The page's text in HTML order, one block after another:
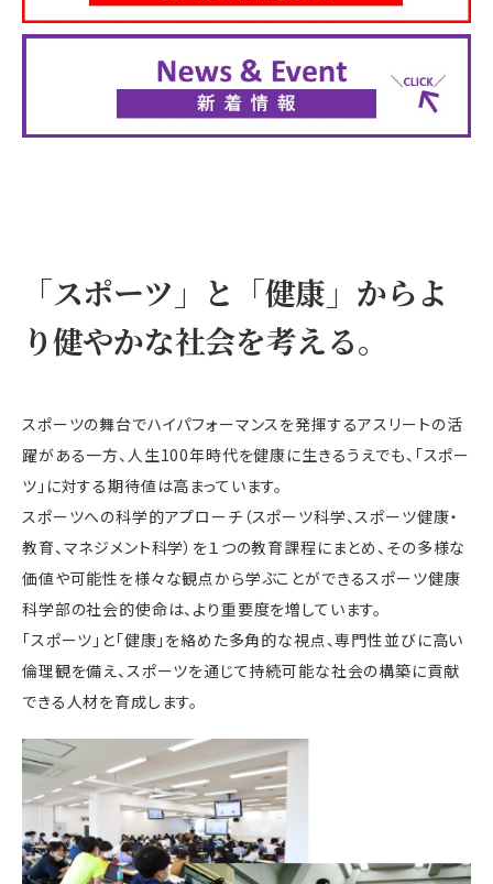
「スポーツ」と「健康」からよ
り健やかな社会を考える。
スポーツの舞台でハイパフォーマンスを発揮するアスリートの活
躍がある一方、人生100年時代を健康に生きるうえでも、「スポー
ツ」に対する期待値は高まっています。
スポーツへの科学的アプローチ（スポーツ科学、スポーツ健康・
教育、マネジメント科学）を１つの教育課程にまとめ、その多様な
価値や可能性を様々な観点から学ぶことができるスポーツ健康
科学部の社会的使命は、より重要度を増しています。
「スポーツ」と「健康」を絡めた多角的な視点、専門性並びに高い
倫理観を備え、スポーツを通じて持続可能な社会の構築に貢献
できる人材を育成します。